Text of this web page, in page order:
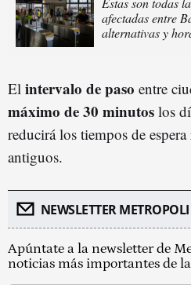
afectadas entre
alternativas y
El intervalo de paso entre
máximo de 30 minutos los
reducirá los tiempos de
antiguos.
NEWSLETTER METROPOLI
Apúntate a la newsletter de
noticias más importantes de